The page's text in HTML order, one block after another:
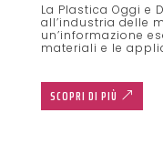
La Plastica Oggi e
all’industria delle
un’informazione
materiali e le
SCOPRI DI PIÙ